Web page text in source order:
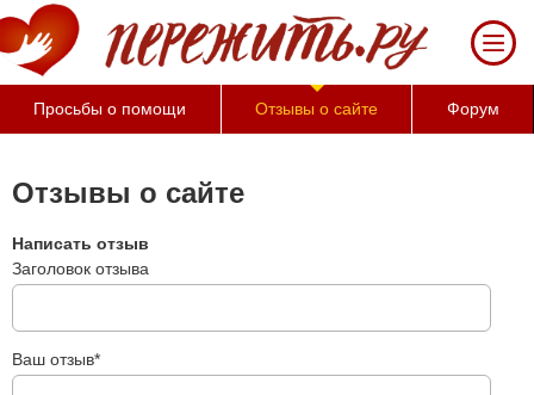
Просьбы о помощи Отзывы о сайте Форум
Отзывы о сайте
Написать отзыв
Заголовок отзыва
Ваш отзыв*